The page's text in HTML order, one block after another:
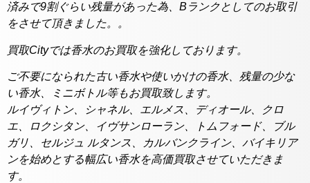
済みで9割ぐらい残量があった為、Bランクとしてのお取引
をさせて頂きました。。
買取Cityでは香水のお買取を強化しております。
ご不要になられた古い香水や使いかけの香水、残量の少な
い香水、ミニボトル等もお買取致します。
ルイヴィトン、シャネル、エルメス、ディオール、クロ
エ、ロクシタン、イヴサンローラン、トムフォード、ブル
ガリ、セルジュ ルタンス、カルバンクライン、バイキリア
ンを始めとする幅広い香水を高価買取させていただきま
す。